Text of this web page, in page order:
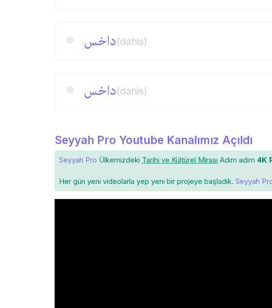
داخس(dahis)
داخس(dahis)
Seyyah Pro Youtube Kanalımız Açıldı
Seyyah Pro Ülkemizdeki Tarihi ve Kültürel Mirası Adım adım 4K
Her gün yeni videolarla yep yeni bir projeye başladık. Seyyah